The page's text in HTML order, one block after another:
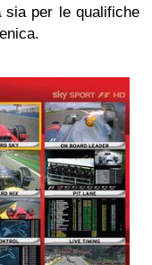
sia per le qualifiche